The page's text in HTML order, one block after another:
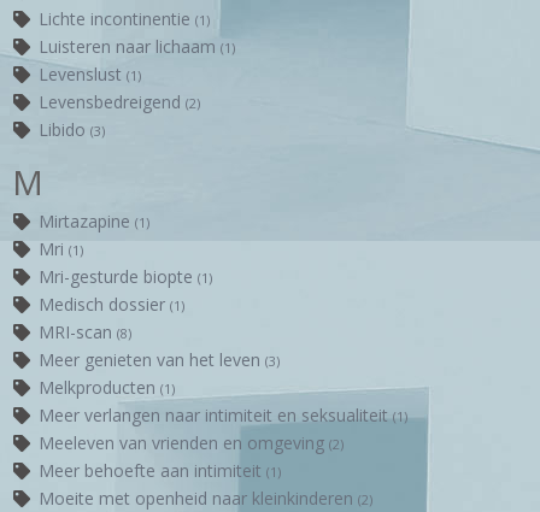
Lichte incontinentie(1)
Luisteren naar lichaam(1)
Levenslust(1)
Levensbedreigend(2)
Libido(3)
M
Mirtazapine(1)
Mri(1)
Mri-gesturde biopte(1)
Medisch dossier(1)
MRI-scan(8)
Meer genieten van het leven(3)
Melkproducten(1)
Meer verlangen naar intimiteit en seksualiteit(1)
Meeleven van vrienden en omgeving(2)
Meer behoefte aan intimiteit(1)
Moeite met openheid naar kleinkinderen(2)